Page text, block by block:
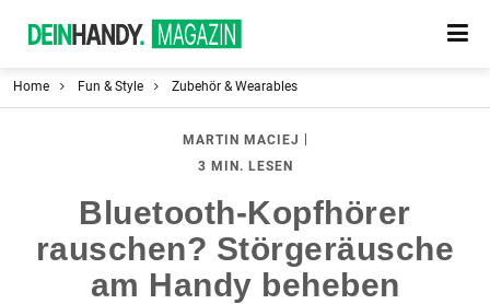
Home Fun & Style Zubehör & Wearables
MARTIN MACIEJ
3 MIN. LESEN
Bluetooth-Kopfhörer
rauschen? Störgeräusche
am Handy beheben